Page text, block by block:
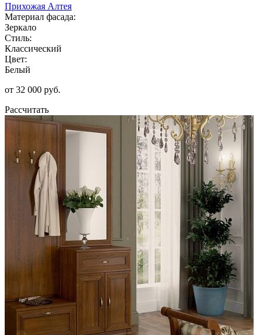
Прихожая Алтея
Материал фасада:
Зеркало
Стиль:
Классический
Цвет:
Белый
от 32 000 руб.
Рассчитать